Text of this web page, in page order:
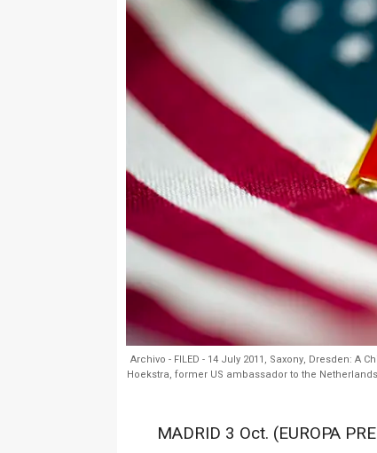
Archivo - FILED - 14 July 2011, Saxony, Dresden:
Hoekstra, former US ambassador to the
MADRID 3 Oct. (EUROPA